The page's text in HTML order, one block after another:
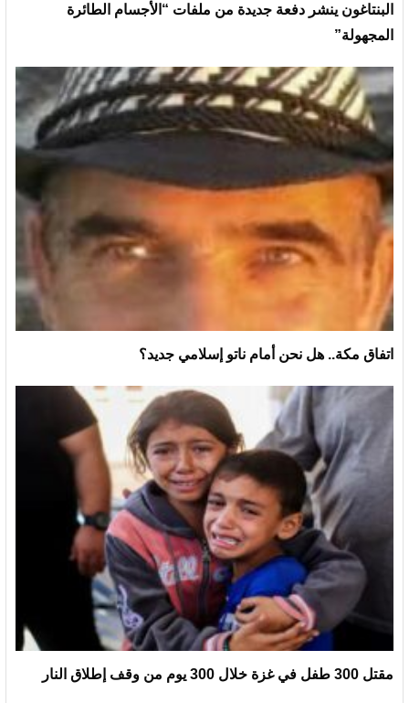
البنتاغون ينشر دفعة جديدة من ملفات “الأجسام الطائرة
المجهولة”
اتفاق مكة.. هل نحن أمام ناتو إسلامي جديد؟
مقتل 300 طفل في غزة خلال 300 يوم من وقف إطلاق النار